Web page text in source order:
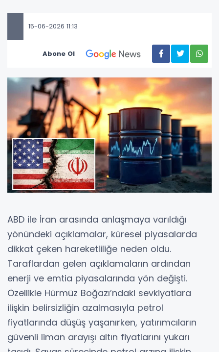
15-06-2026 11:13
Abone Ol
ABD ile İran arasında anlaşmaya varıldığı
yönündeki açıklamalar, küresel piyasalarda
dikkat çeken hareketliliğe neden oldu.
Taraflardan gelen açıklamaların ardından
enerji ve emtia piyasalarında yön değişti.
Özellikle Hürmüz Boğazı’ndaki sevkiyatlara
ilişkin belirsizliğin azalmasıyla petrol
fiyatlarında düşüş yaşanırken, yatırımcıların
güvenli liman arayışı altın fiyatlarını yukarı